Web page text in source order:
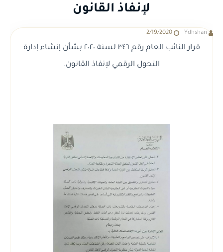
لإنفاذ القانون
Ydhshan
2/19/2020
قرار النائب العام رقم ٣٤٦ لسنة ٢٠٢٠ بشأن إنشاء إدارة
التحول الرقمي لإنفاذ القانون.